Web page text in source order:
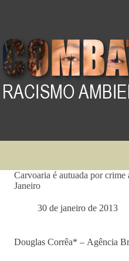
Carvoaria é autuada por
Janeiro
30 de janeiro de 2013
Douglas Corrêa* – Agência